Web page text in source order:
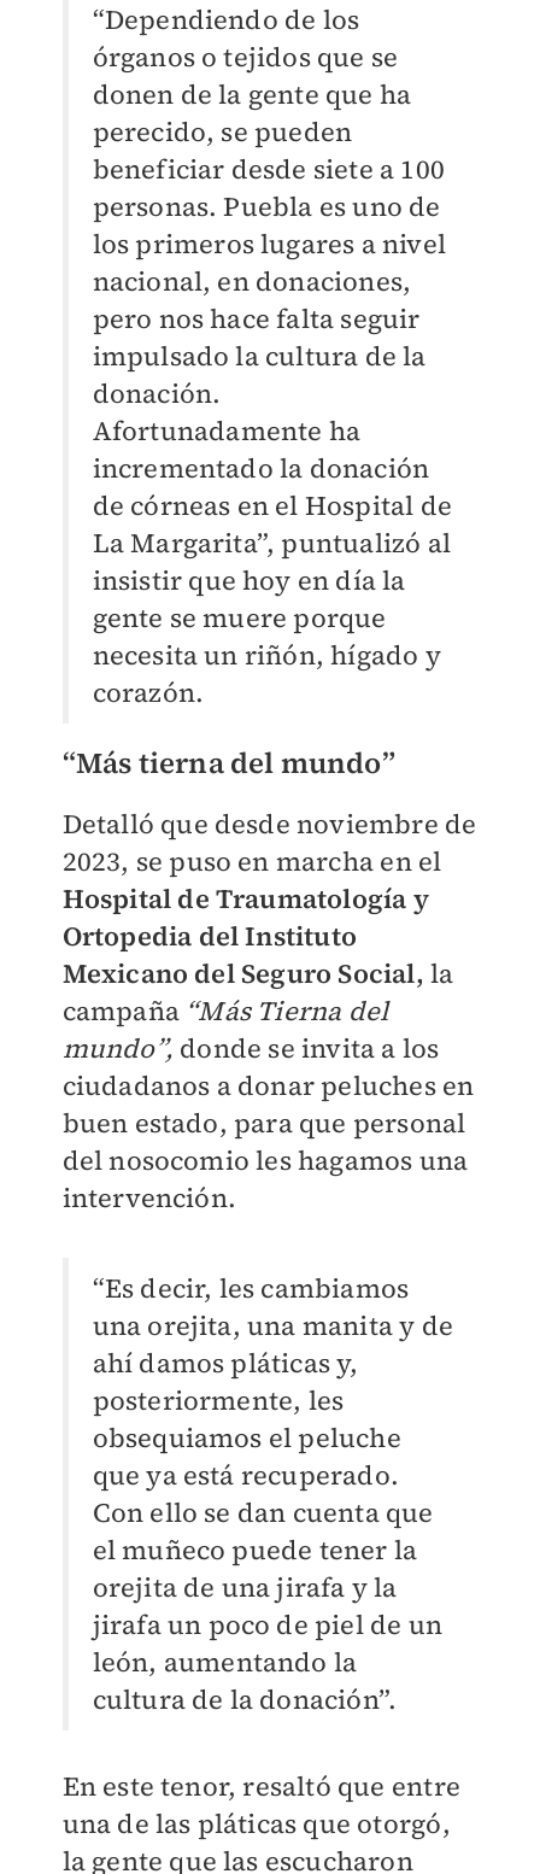
“Dependiendo de los
órganos o tejidos que se
donen de la gente que ha
perecido, se pueden
beneficiar desde siete a 100
personas. Puebla es uno de
los primeros lugares a nivel
nacional, en donaciones,
pero nos hace falta seguir
impulsado la cultura de la
donación.
Afortunadamente ha
incrementado la donación
de córneas en el Hospital de
La Margarita”, puntualizó al
insistir que hoy en día la
gente se muere porque
necesita un riñón, hígado y
corazón.
“Más tierna del mundo”
Detalló que desde noviembre de
2023, se puso en marcha en el
Hospital de Traumatología y
Ortopedia del Instituto
Mexicano del Seguro Social,la
campaña“Más Tierna del
mundo”, donde se invita a los
ciudadanos a donar peluches en
buen estado, para que personal
del nosocomio les hagamos una
intervención.
“Es decir, les cambiamos
una orejita, una manita y de
ahí damos pláticas y,
posteriormente, les
obsequiamos el peluche
que ya está recuperado.
Con ello se dan cuenta que
el muñeco puede tener la
orejita de una jirafa y la
jirafa un poco de piel de un
león, aumentando la
cultura de la donación”.
En este tenor, resaltó que entre
una de las pláticas que otorgó,
la gente que las escucharon